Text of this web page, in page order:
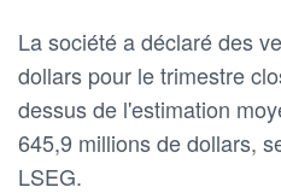
La société a déclaré des
dollars pour le trimestre
dessus de l'estimation
645,9 millions de dollars,
LSEG.